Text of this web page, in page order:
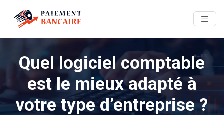
Quel logiciel comptable
est le mieux adapté à
votre type d’entreprise ?